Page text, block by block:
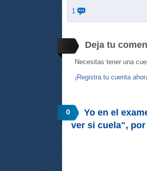
1
Deja tu
Necesitas tener una
¡Registra tu cuenta
0
Yo en el
ver si cuela",